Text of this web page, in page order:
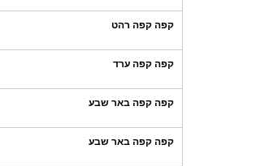
קפה קפה רהט
קפה קפה ערד
קפה קפה באר שבע
קפה קפה באר שבע